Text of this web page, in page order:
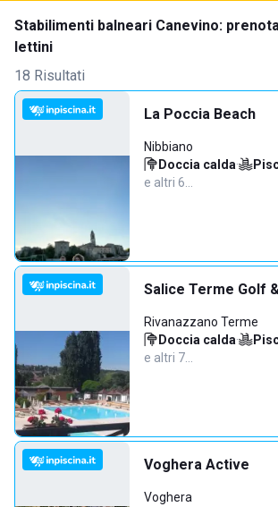
Stabilimenti balneari Canevino:
lettini
18 Risultati
La Poccia Beach
Nibbiano
Doccia calda·
e altri 6…
Salice Terme Golf
Rivanazzano Terme
Doccia calda·
e altri 7…
Voghera Active
Voghera